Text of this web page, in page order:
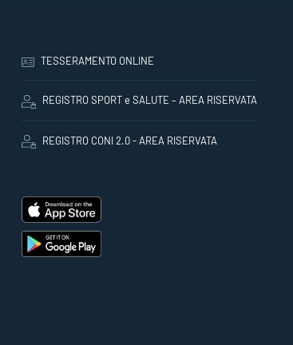
TESSERAMENTO ONLINE
REGISTRO SPORT e SALUTE – AREA RISERVATA
REGISTRO CONI 2.0 - AREA RISERVATA